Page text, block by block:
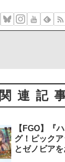
関連記
【FGO】『
グ！ピック
とゼノビア